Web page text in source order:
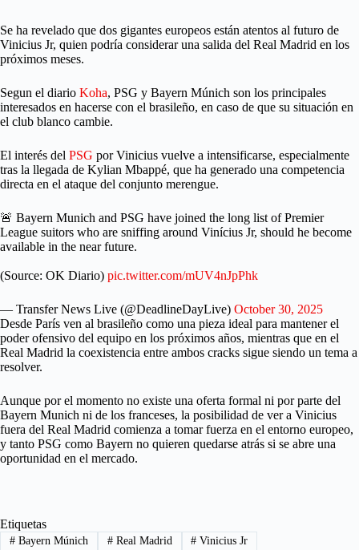
Se ha revelado que dos gigantes europeos están atentos al futuro de
Vinicius Jr, quien podría considerar una salida del Real Madrid en los
próximos meses.
Segun el diario Koha, PSG y Bayern Múnich son los principales
interesados en hacerse con el brasileño, en caso de que su situación en
el club blanco cambie.
El interés del PSG por Vinicius vuelve a intensificarse, especialmente
tras la llegada de Kylian Mbappé, que ha generado una competencia
directa en el ataque del conjunto merengue.
🚨 Bayern Munich and PSG have joined the long list of Premier
League suitors who are sniffing around Vinícius Jr, should he become
available in the near future.
(Source: OK Diario) pic.twitter.com/mUV4nJpPhk
— Transfer News Live (@DeadlineDayLive) October 30, 2025
Desde París ven al brasileño como una pieza ideal para mantener el
poder ofensivo del equipo en los próximos años, mientras que en el
Real Madrid la coexistencia entre ambos cracks sigue siendo un tema a
resolver.
Aunque por el momento no existe una oferta formal ni por parte del
Bayern Munich ni de los franceses, la posibilidad de ver a Vinicius
fuera del Real Madrid comienza a tomar fuerza en el entorno europeo,
y tanto PSG como Bayern no quieren quedarse atrás si se abre una
oportunidad en el mercado.
Etiquetas
#Bayern Múnich #Real Madrid # Vinicius Jr